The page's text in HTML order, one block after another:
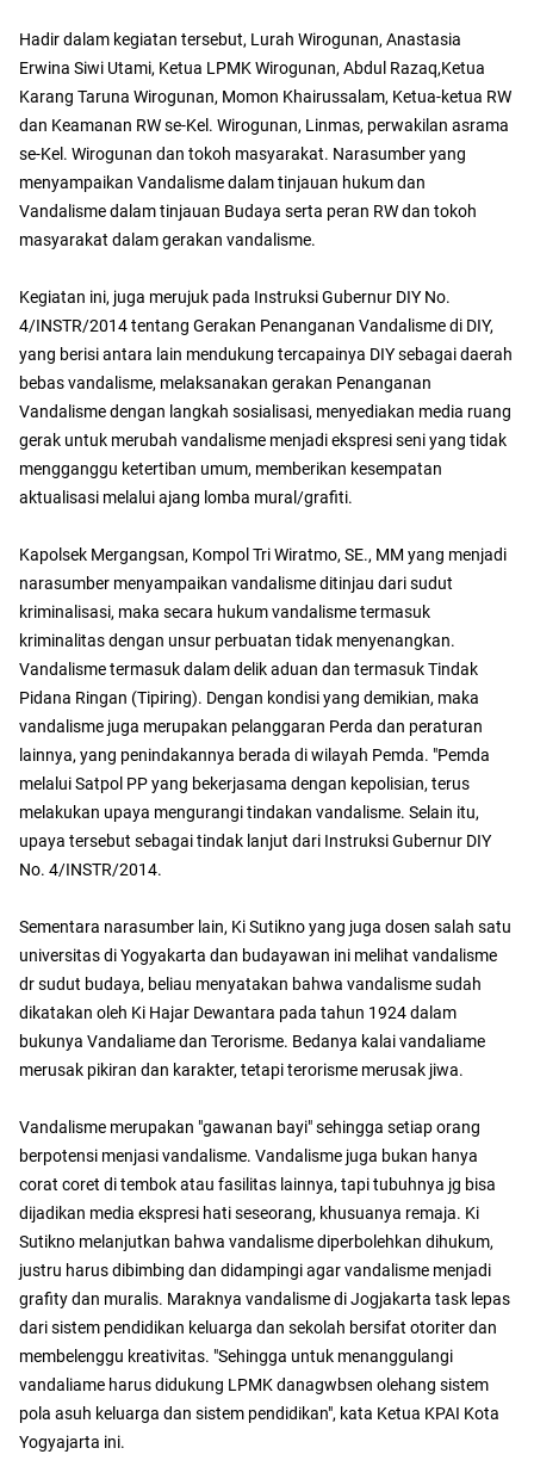
Hadir dalam kegiatan tersebut, Lurah Wirogunan, Anastasia
Erwina Siwi Utami, Ketua LPMK Wirogunan, Abdul Razaq,Ketua
Karang Taruna Wirogunan, Momon Khairussalam, Ketua-ketua RW
dan Keamanan RW se-Kel. Wirogunan, Linmas, perwakilan asrama
se-Kel. Wirogunan dan tokoh masyarakat. Narasumber yang
menyampaikan Vandalisme dalam tinjauan hukum dan
Vandalisme dalam tinjauan Budaya serta peran RW dan tokoh
masyarakat dalam gerakan vandalisme.
Kegiatan ini, juga merujuk pada Instruksi Gubernur DIY No.
4/INSTR/2014 tentang Gerakan Penanganan Vandalisme di DIY,
yang berisi antara lain mendukung tercapainya DIY sebagai daerah
bebas vandalisme, melaksanakan gerakan Penanganan
Vandalisme dengan langkah sosialisasi, menyediakan media ruang
gerak untuk merubah vandalisme menjadi ekspresi seni yang tidak
mengganggu ketertiban umum, memberikan kesempatan
aktualisasi melalui ajang lomba mural/grafiti.
Kapolsek Mergangsan, Kompol Tri Wiratmo, SE., MM yang menjadi
narasumber menyampaikan vandalisme ditinjau dari sudut
kriminalisasi, maka secara hukum vandalisme termasuk
kriminalitas dengan unsur perbuatan tidak menyenangkan.
Vandalisme termasuk dalam delik aduan dan termasuk Tindak
Pidana Ringan (Tipiring). Dengan kondisi yang demikian, maka
vandalisme juga merupakan pelanggaran Perda dan peraturan
lainnya, yang penindakannya berada di wilayah Pemda. "Pemda
melalui Satpol PP yang bekerjasama dengan kepolisian, terus
melakukan upaya mengurangi tindakan vandalisme. Selain itu,
upaya tersebut sebagai tindak lanjut dari Instruksi Gubernur DIY
No. 4/INSTR/2014.
Sementara narasumber lain, Ki Sutikno yang juga dosen salah satu
universitas di Yogyakarta dan budayawan ini melihat vandalisme
dr sudut budaya, beliau menyatakan bahwa vandalisme sudah
dikatakan oleh Ki Hajar Dewantara pada tahun 1924 dalam
bukunya Vandaliame dan Terorisme. Bedanya kalai vandaliame
merusak pikiran dan karakter, tetapi terorisme merusak jiwa.
Vandalisme merupakan "gawanan bayi" sehingga setiap orang
berpotensi menjasi vandalisme. Vandalisme juga bukan hanya
corat coret di tembok atau fasilitas lainnya, tapi tubuhnya jg bisa
dijadikan media ekspresi hati seseorang, khusuanya remaja. Ki
Sutikno melanjutkan bahwa vandalisme diperbolehkan dihukum,
justru harus dibimbing dan didampingi agar vandalisme menjadi
grafity dan muralis. Maraknya vandalisme di Jogjakarta task lepas
dari sistem pendidikan keluarga dan sekolah bersifat otoriter dan
membelenggu kreativitas. "Sehingga untuk menanggulangi
vandaliame harus didukung LPMK danagwbsen olehang sistem
pola asuh keluarga dan sistem pendidikan", kata Ketua KPAI Kota
Yogyajarta ini.